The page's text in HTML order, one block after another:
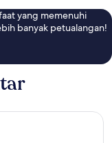
yang memenuhi
banyak petualangan!